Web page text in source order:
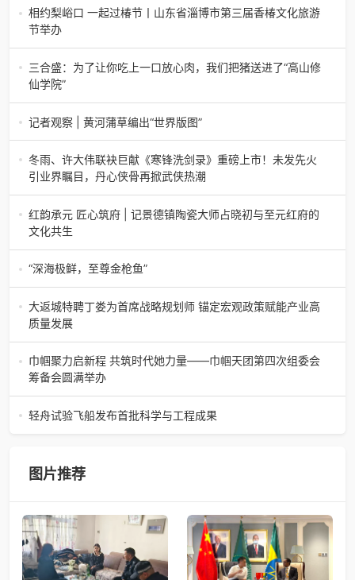
南电（记者 瑞夫 胜宣）2026年一季度，中国石化胜利油田
生产原油585.86万吨，天
相约梨峪口 一起过椿节丨山东省淄博市第三届香椿文化旅游
节举办
相约梨峪口 一起过椿节丨山东省淄博市第三届香椿文化旅游
节举办济南电（记者 瑞夫）4月18日，山东省淄博市第三届
香椿文化旅游节暨党建
三合盛：为了让你吃上一口放心肉，我们把猪送进了“高山修
仙学院”
三合盛：为了让你吃上一口放心肉，我们把猪送进了“高山修
仙学院”很多人问我，现在的生鲜赛道已经卷成麻花了，为什
么三合盛的“认养一头
记者观察 | 黄河蒲草编出“世界版图”
记者观察 | 黄河蒲草编出“世界版图”山东高青农妇的30年“草
根逆袭”路济南电（记者 瑞夫 王克军 郭克烁）一根黄河滩上
的蒲草，能走多
冬雨、许大伟联袂巨献《寒锋洗剑录》重磅上市！未发先火
引业界瞩目，丹心侠骨再掀武侠热潮
【新书首发】冬雨、许大伟联袂巨献《寒锋洗剑录》重磅上
市！未发先火引业界瞩目，丹心侠骨再掀武侠热潮（文/梵
可）近日，备受业界与读者双
红韵承元 匠心筑府 | 记景德镇陶瓷大师占晓初与至元红府的
文化共生
（中国晨报头条讯）景德镇的窑火，千年不熄，淬炼出无数
陶瓷瑰宝；元代釉里红的一抹艳红，穿越七百年岁月，成为
“深海极鲜，至尊金枪鱼”
“深海极鲜，至尊金枪鱼”苏州吴中白金汉爵大酒店蓝鳍金枪鱼
开鱼品鉴仪式圆满落幕2026年4月17日，江苏省苏州市吴中
白金汉爵大酒店大
大返城特聘丁娄为首席战略规划师 锚定宏观政策赋能产业高
质量发展
2026年4月16日，大返城（浙江）科技有限公司隆重举行签
约仪式，正式特聘丁娄先生担任公司首席战略规划师。此次
强强联合，是大返城集团深度
巾帼聚力启新程 共筑时代她力量——巾帼天团第四次组委会
筹备会圆满举办
巾帼聚力启新程 共筑时代她力量——巾帼天团第四次组委会
筹备会圆满举办2026年4月15日，巾帼天团第四次组委会筹
轻舟试验飞船发布首批科学与工程成果
果。据中国科学院微小卫星
图片推荐